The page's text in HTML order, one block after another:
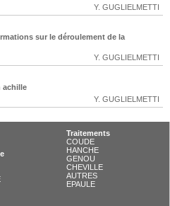
Y. GUGLIELMETTI
sur le déroulement de la
Y. GUGLIELMETTI
achille
Y. GUGLIELMETTI
Traitements
COUDE
HANCHE
GENOU
CHEVILLE
AUTRES
EPAULE